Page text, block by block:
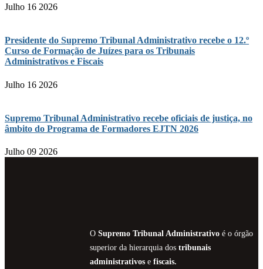
Julho 16 2026
Presidente do Supremo Tribunal Administrativo recebe o 12.º
Curso de Formação de Juízes para os Tribunais
Administrativos e Fiscais
Julho 16 2026
Supremo Tribunal Administrativo recebe oficiais de justiça, no
âmbito do Programa de Formadores EJTN 2026
Julho 09 2026
O Supremo Tribunal Administrativoé o órgão
superior da hierarquia dos tribunais
administrativose fiscais.